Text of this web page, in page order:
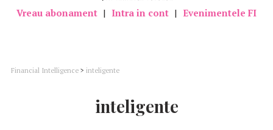
Vreau abonament | Intra in cont | Evenimentele FI
Financial Intelligence > inteligente
inteligente